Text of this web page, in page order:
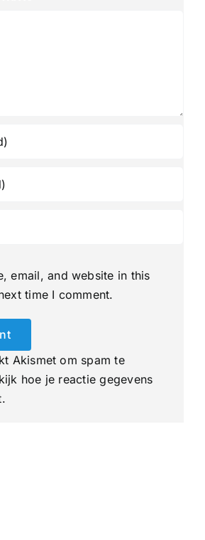
email, and website in this
time I comment.
Akismet om spam te
hoe je reactie gegevens
.